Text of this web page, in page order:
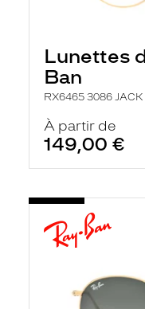
Lunettes
Ban
RX6465 3086 JACK
À partir de
149,00 €